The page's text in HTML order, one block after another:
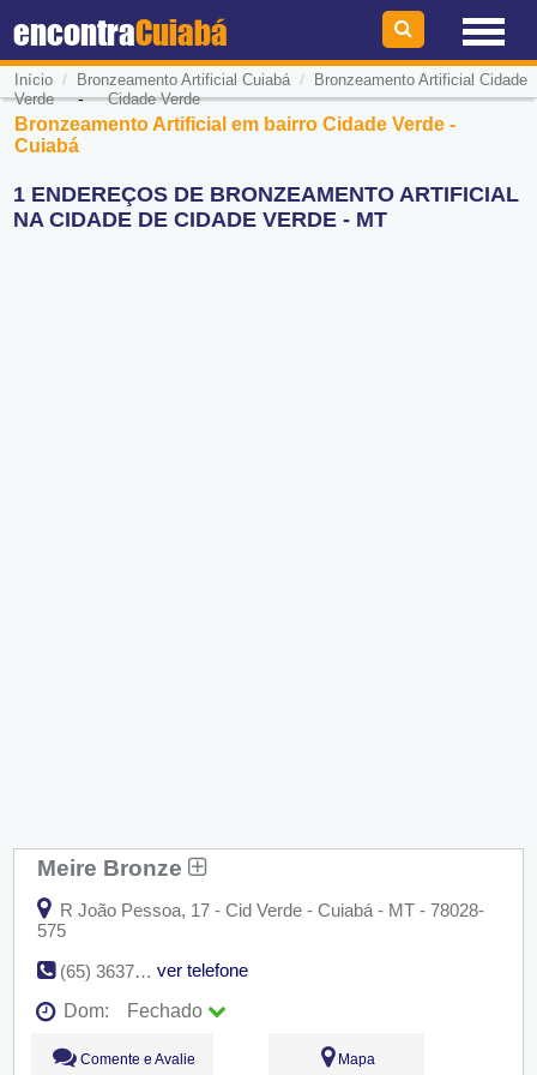
encontraCuiabá
Início / Bronzeamento Artificial Cuiabá/
Bronzeamento Artificial Cidade
Verde-Cidade Verde
Bronzeamento Artificial em bairro Cidade Verde -
Cuiabá
1 ENDEREÇOS DE BRONZEAMENTO ARTIFICIAL
NA CIDADE DE CIDADE VERDE - MT
Meire Bronze
R João Pessoa, 17 - Cid Verde - Cuiabá - MT - 78028-
575
(65) 3637-2092
ver telefone
Dom:
Fechado
Seg:
Ter:
09:00 - 18:00
Comente e Avalie Mapa